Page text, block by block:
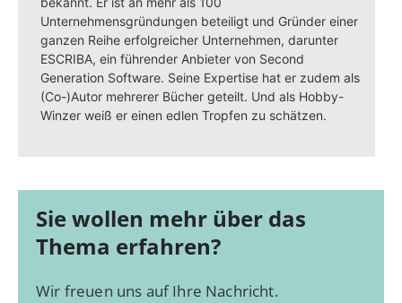
Unternehmensgründungen beteiligt und Gründer einer
ganzen Reihe erfolgreicher Unternehmen, darunter
ESCRIBA, ein führender Anbieter von Second
Generation Software. Seine Expertise hat er zudem als
(Co-)Autor mehrerer Bücher geteilt. Und als Hobby-
Winzer weiß er einen edlen Tropfen zu schätzen.
Sie wollen mehr über das
Thema erfahren?
Wir freuen uns auf Ihre Nachricht.